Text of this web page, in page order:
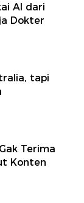
AI dari
Dokter
tapi
Terima
Konten